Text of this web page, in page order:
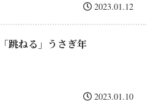
2023.01.12
「跳ねる」うさぎ年
2023.01.10